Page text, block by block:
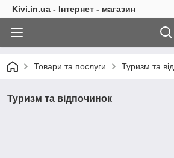
Kivi.in.ua - Інтернет - магазин
Товари та послуги Туризм та
Туризм та відпочинок